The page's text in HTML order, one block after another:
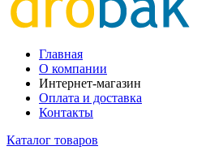
Главная
О компании
Интернет-магазин
Оплата и доставка
Контакты
Каталог товаров